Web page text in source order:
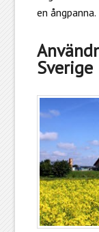
en ångpanna.
Sverige